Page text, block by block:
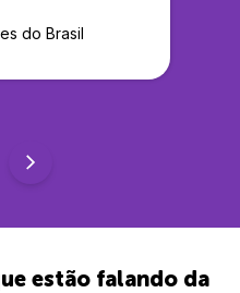
do Brasil
estão falando da